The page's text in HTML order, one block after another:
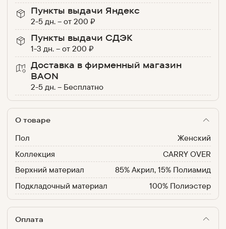
Пункты выдачи Яндекс
2-5 дн. –от200 ₽
Пункты выдачи СДЭК
1-3 дн. –от200 ₽
Доставка в фирменный магазин
BAON
2-5 дн. – Бесплатно
О товаре
Пол
Женский
Коллекция
CARRY OVER
Верхний материал
85% Акрил, 15% Полиамид
Подкладочный материал
100% Полиэстер
Оплата